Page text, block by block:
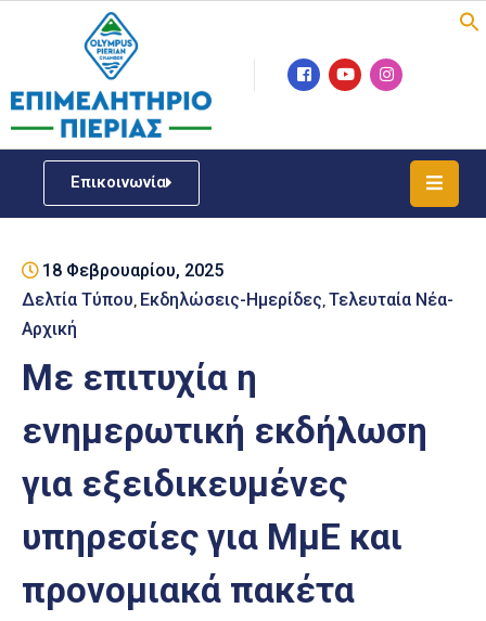
Επικοινωνία
Επιμελητήριο
Νέα
ΓΕΜΗ
Μητρώου
Επιχειρηματική
Έκθεση
Παραδοσιακών
Επαγγελμάτων
Έκθεση
ΚΜ
18 Φεβρουαρίου, 2025
Δελτία Τύπου Εκδηλώσεις-Ημερίδες Τελευταία Νέα-
Αρχική
Με επιτυχία η
ενημερωτική εκδήλωση
για εξειδικευμένες
υπηρεσίες για ΜμΕ και
προνομιακά πακέτα